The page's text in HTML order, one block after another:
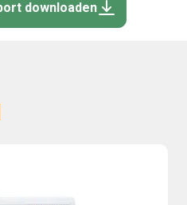
downloaden